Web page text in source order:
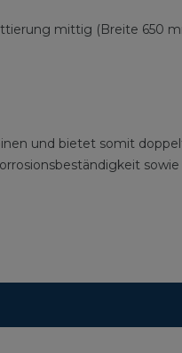
mittig (Breite 650
und bietet somit